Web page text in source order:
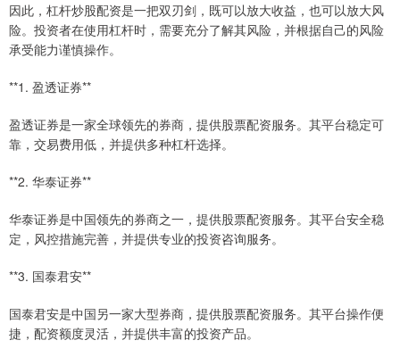
因此，杠杆炒股配资是一把双刃剑，既可以放大收益，也可以放大风
险。投资者在使用杠杆时，需要充分了解其风险，并根据自己的风险
承受能力谨慎操作。
**1. 盈透证券**
盈透证券是一家全球领先的券商，提供股票配资服务。其平台稳定可
靠，交易费用低，并提供多种杠杆选择。
**2. 华泰证券**
华泰证券是中国领先的券商之一，提供股票配资服务。其平台安全稳
定，风控措施完善，并提供专业的投资咨询服务。
**3. 国泰君安**
国泰君安是中国另一家大型券商，提供股票配资服务。其平台操作便
捷，配资额度灵活，并提供丰富的投资产品。